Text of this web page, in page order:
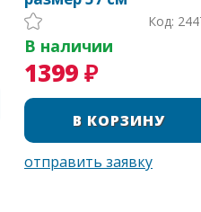
Код:
В наличии
1399 ₽